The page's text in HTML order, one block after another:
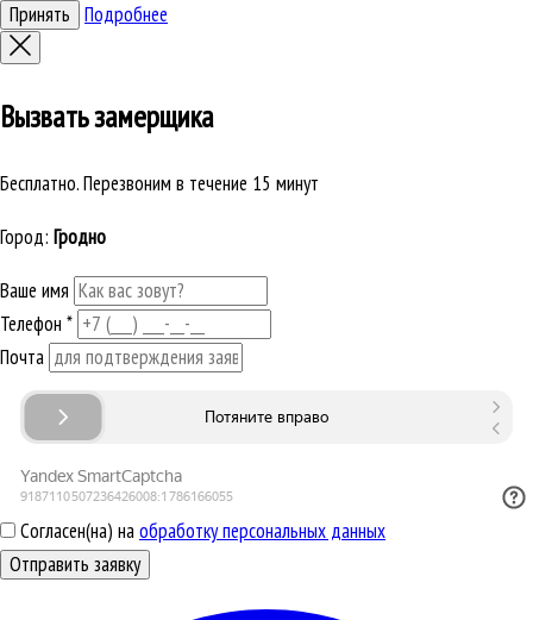
Принять Подробнее
Вызвать замерщика
Бесплатно. Перезвоним в течение 15 минут
Город: Гродно
Ваше имя
Телефон *
Почта
Согласен(на) наобработку персональных данных
Отправить заявку